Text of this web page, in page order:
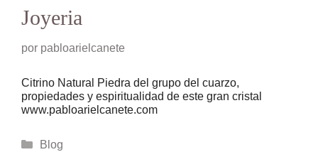
Joyeria
por pabloarielcanete
Citrino Natural Piedra del grupo del cuarzo,
propiedades y espiritualidad de este gran cristal
www.pabloarielcanete.com
Categorías
Blog